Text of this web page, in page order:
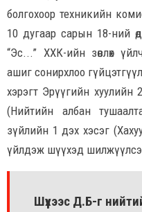
болгохоор техникийн
10 дугаар сарын 18-ний
“Эс...” ХХК-ийн зөвлөх
ашиг сонирхлоо
хэрэгт Эрүүгийн хуулийн
(Нийтийн албан
зүйлийн 1 дэх хэсэг
үйлдэж шүүхэд
Шүүхээс Д.Б-г